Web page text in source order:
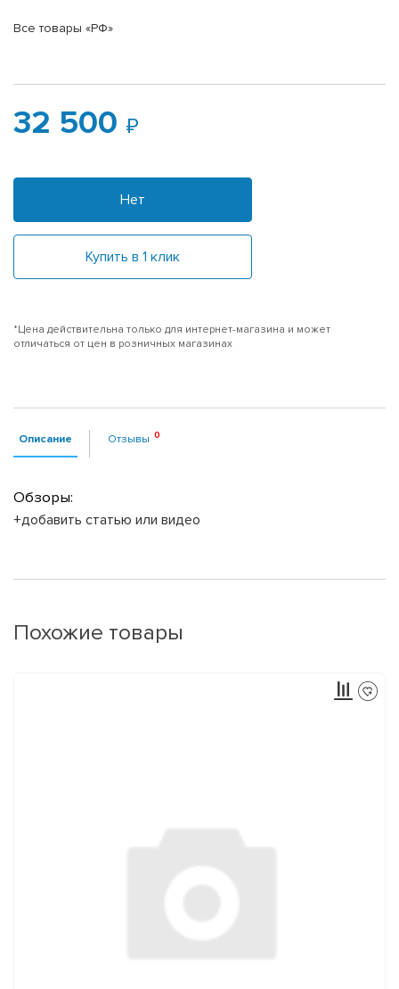
Все товары «РФ»
32 500
Нет
Купить в 1 клик
*Цена действительна только для интернет-магазина и может
отличаться от цен в розничных магазинах
Описание Отзывы
Обзоры:
+добавить статью или видео
Похожие товары